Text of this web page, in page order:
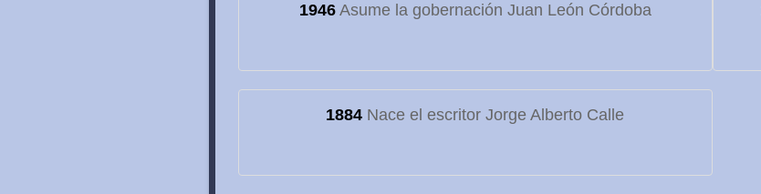
1946Asume la gobernación Juan León Córdoba
1884 Nace el escritor Jorge Alberto Calle